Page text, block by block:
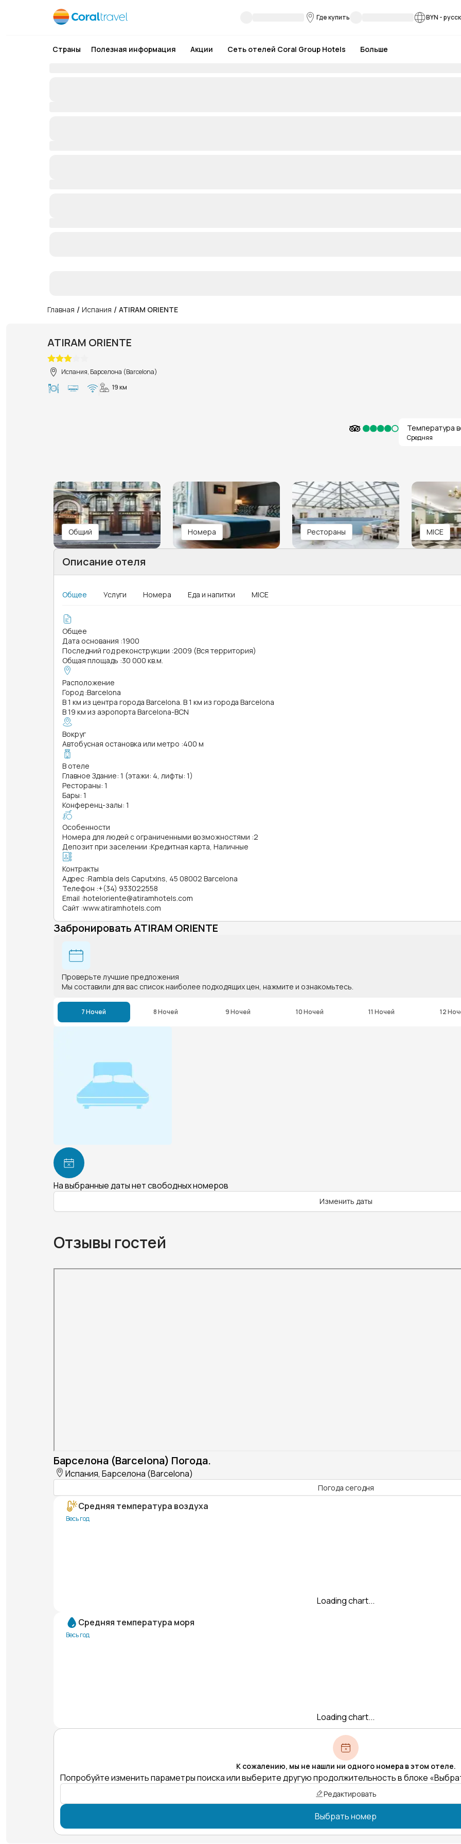
Где купить BYN -
Страны Полезная информация Акции Сеть отелей Coral Group Hotels Больше
Главная / Испания / ATIRAM ORIENTE
ATIRAM ORIENTE
Испания, Барселона (Barcelona)
19 км
Температура
Средняя
Общий Номера Рестораны MICE
Описание отеля
Общее Услуги Номера Еда и напитки MICE
Общее
Дата основания :1900
Последний год реконструкции :2009 (Вся территория)
Общая площадь :30 000 кв.м.
Расположение
Город :Barcelona
В 1 км из центра города Barcelona. В 1 км из города Barcelona
В 19 км из аэропорта Barcelona-BCN
Вокруг
Автобусная остановка или метро :400 м
В отеле
Главное Здание: 1 (этажи: 4, лифты: 1)
Рестораны: 1
Бары: 1
Конференц-залы: 1
Особенности
Номера для людей с ограниченными возможностями :2
Депозит при заселении :Кредитная карта, Наличные
Контракты
Адрес :Rambla dels Caputxins, 45 08002 Barcelona
Телефон :+(34) 933022558
Email :hoteloriente@atiramhotels.com
Сайт :www.atiramhotels.com
Забронировать ATIRAM ORIENTE
Проверьте лучшие предложения
Мы составили для вас список наиболее подходящих цен, нажмите и ознакомьтесь.
7 Ночей 8 Ночей 9 Ночей 10 Ночей 11 Ночей 12
На выбранные даты нет свободных номеров
Изменить даты
Отзывы гостей
Барселона (Barcelona) Погода.
Испания, Барселона (Barcelona)
Погода сегодня
Средняя температура воздуха
Весь год
Loading chart...
Средняя температура моря
Весь год
Loading chart...
К сожалению, мы не нашли ни одного номера в этом отеле.
Попробуйте изменить параметры поиска или выберите другую продолжительность в блоке
Редактировать
Выбрать номер